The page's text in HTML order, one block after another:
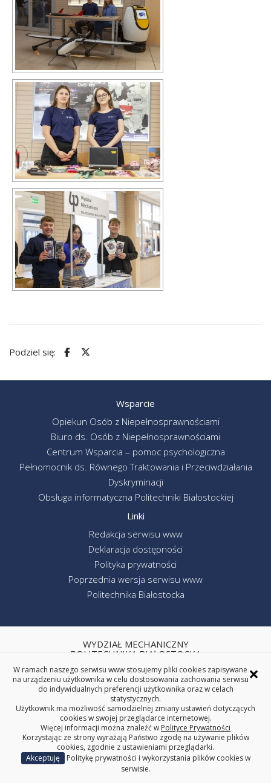
Podziel się:
Wsparcie
Opiekun Osób z Niepełnosprawnościami
Biuro ds. Osób z Niepełnosprawnościami
Centrum Wsparcia – pomoc psychologiczna
Pełnomocnik ds. Równego Traktowania i Przeciwdziałania
Dyskryminacji
Obsługa informatyczna Politechniki Białostockiej
Linki
Redakcja serwisu www
Deklaracja dostępności
Polityka prywatności
Poprzednia wersja serwisu www
Politechnika Białostocka
WYDZIAŁ MECHANICZNY
POLITECHNIKA BIAŁOSTOCKA
ul. Wiejska 45C, 15-351 Białystok
tel. centrala (85) 746-92-00
REGON: 000001672 NIP: 542-020-87-21
Copyright © 2025 Politechnika Białostocka
×
W ramach naszego serwisu www stosujemy pliki cookies zapisywane
na urządzeniu użytkownika w celu dostosowania zachowania serwisu
do indywidualnych preferencji użytkownika oraz w celach
statystycznych.
Użytkownik ma możliwość samodzielnej zmiany ustawień dotyczących
cookies w swojej przeglądarce internetowej.
Więcej informacji można znaleźć w Polityce Prywatności
Korzystając ze strony wyrażają Państwo zgodę na używanie plików
cookies, zgodnie z ustawieniami przeglądarki.
Akceptuję
Politykę prywatności i wykorzystania plików cookies w
serwisie.